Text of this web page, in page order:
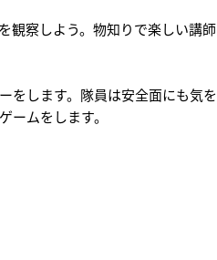
観察しよう。物知りで楽しい講
します。隊員は安全面にも気を
ームをします。